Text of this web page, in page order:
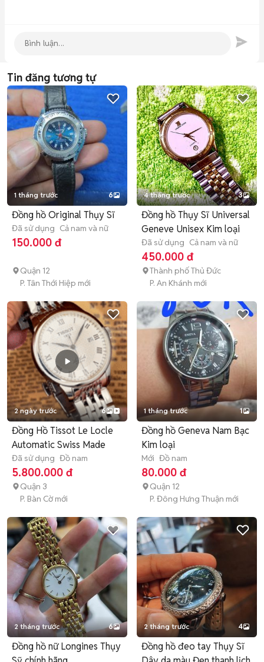
Tin đăng tương tự
1 tháng trước 6
Đồng hồ Original Thụy Sĩ
Đã sử dụng Cả nam và nữ
150.000 đ
Quận 12
P. Tân Thới Hiệp mới
4 tháng trước 3
Đồng hồ Thụy Sĩ Universal
Geneve Unisex Kim loại
Đã sử dụng Cả nam và nữ
450.000 đ
Thành phố Thủ Đức
P. An Khánh mới
2 ngày trước 6
Đồng Hồ Tissot Le Locle
Automatic Swiss Made
Đã sử dụng Đồ nam
5.800.000 đ
Quận 3
P. Bàn Cờ mới
1 tháng trước 1
Đồng hồ Geneva Nam Bạc
Kim loại
Mới Đồ nam
80.000 đ
Quận 12
P. Đông Hưng Thuận mới
2 tháng trước 6
Đồng hồ nữ Longines Thụy
2 tháng trước 4
Đồng hồ đeo tay Thụy Sĩ